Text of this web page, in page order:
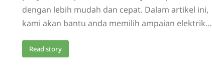
dengan lebih mudah dan cepat. Dalam artikel ini,
kami akan bantu anda memilih ampaian elektrik…
Read story